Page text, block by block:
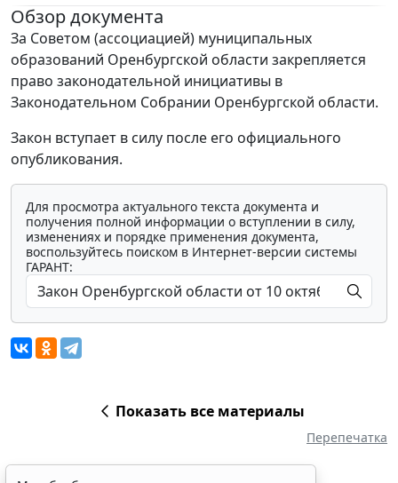
Обзор документа
За Советом (ассоциацией) муниципальных
образований Оренбургской области закрепляется
право законодательной инициативы в
Законодательном Собрании Оренбургской области.
Закон вступает в силу после его официального
опубликования.
Для просмотра актуального текста документа и
получения полной информации о вступлении в силу,
изменениях и порядке применения документа,
воспользуйтесь поиском в Интернет-версии системы
ГАРАНТ:
Показать все материалы
Перепечатка